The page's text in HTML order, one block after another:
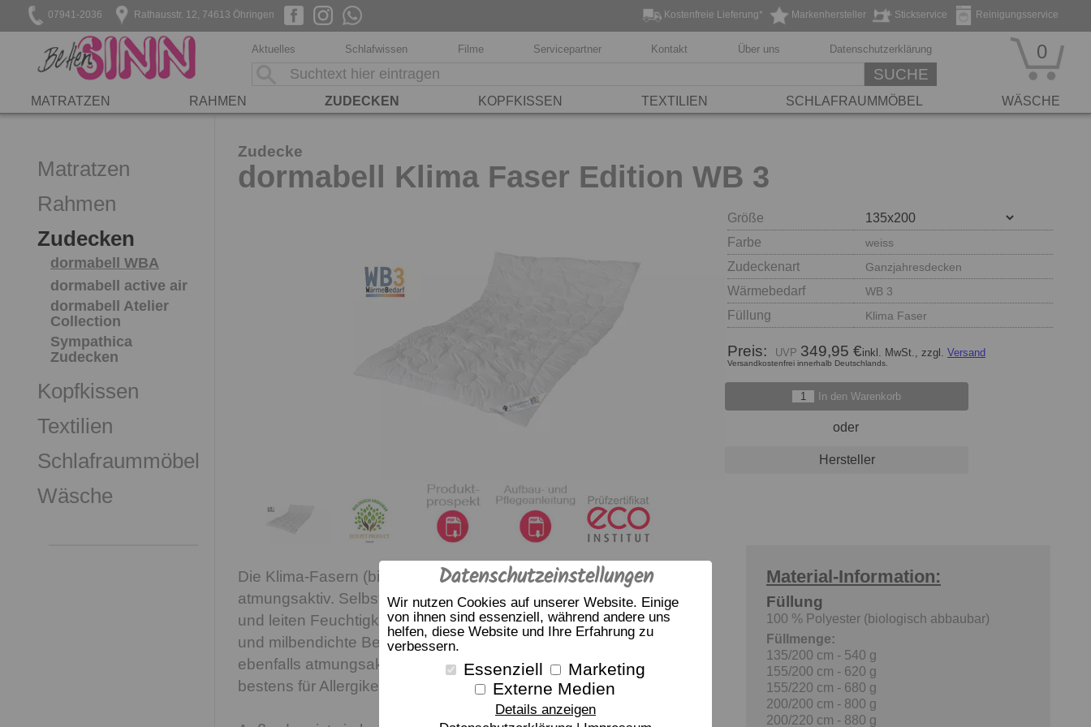
Datenschutzeinstellungen
Wir nutzen Cookies auf unserer Website. Einige
von ihnen sind essenziell, während andere uns
helfen, diese Website und Ihre Erfahrung zu
verbessern.
Essenziell
Marketing
Externe Medien
Details anzeigen
07941-2036 Rathausstr. 12, 74613 Öhringen Reinigungsservice
Stickservice
Markenhersteller
Kostenfreie Lieferung*
Aktuelles Schlafwissen Filme Servicepartner Kontakt Über uns Datenschutzerklärung
SUCHE
0
MATRATZEN RAHMEN ZUDECKEN KOPFKISSEN TEXTILIEN SCHLAFRAUMMÖBEL WÄSCHE
Matratzen
Rahmen
Zudecken
dormabell WBA
dormabell active air
dormabell Atelier
Collection
Sympathica
Zudecken
Kopfkissen
Textilien
Schlafraummöbel
Wäsche
Zudecke
dormabell Klima Faser Edition WB 3
Größe
Farbe
weiss
Zudeckenart Ganzjahresdecken
Wärmebedarf WB 3
Füllung Klima Faser
Preis: 349,95 €inkl. MwSt., zzgl. Versand
Versandkostenfrei innerhalb Deutschlands.
In den Warenkorb
oder
Hersteller
Die Klima-Fasern (biologisch abbaubar) sind extrem leicht und
atmungsaktiv. Selbst bei geringstem Füllgewicht wärmen sie optimal
und leiten Feuchtigkeit perfekt nach außen. Der weiße, superleichte
und milbendichte Bezug aus Micro-Modal und Funktionsfaser ist
ebenfalls atmungsaktiv. So eignet sich diese pflegeleichte Decke
bestens für Allergiker.
Material-Information:
Füllung
100 % Polyester (biologisch abbaubar)
Füllmenge:
135/200 cm - 540 g
155/200 cm - 620 g
155/220 cm - 680 g
200/200 cm - 800 g
200/220 cm - 880 g